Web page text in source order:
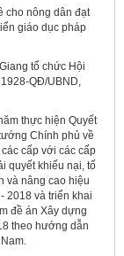
cho nông dân đạt
giáo dục pháp
tổ chức Hội
QĐ/UBND,
thực hiện Quyết
Chính phủ về
cấp với các cấp
quyết khiếu nại, tố
và nâng cao hiệu
2018 và triển khai
đề án Xây dựng
theo hướng dẫn